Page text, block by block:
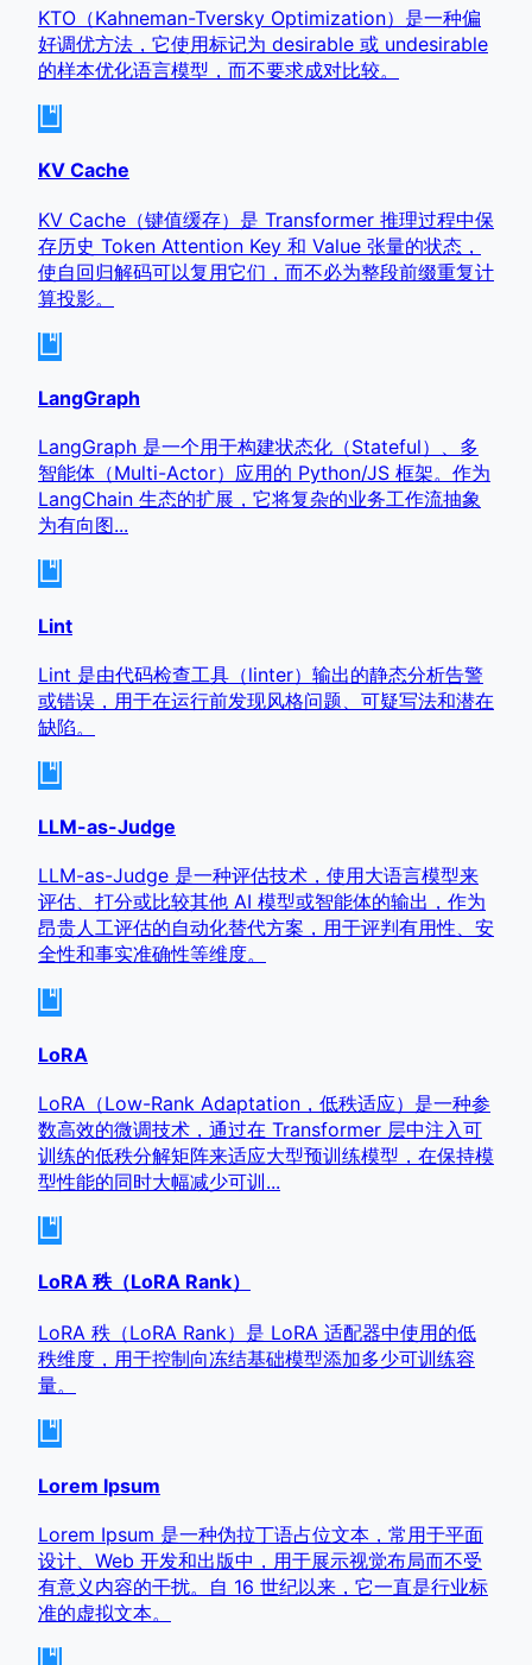
KTO（Kahneman-Tversky Optimization）是一种偏
好调优方法，它使用标记为 desirable 或 undesirable
的样本优化语言模型，而不要求成对比较。
KV Cache
KV Cache（键值缓存）是 Transformer 推理过程中保
存历史 Token Attention Key 和 Value 张量的状态，
使自回归解码可以复用它们，而不必为整段前缀重复计
算投影。
LangGraph
LangGraph 是一个用于构建状态化（Stateful）、多
智能体（Multi-Actor）应用的 Python/JS 框架。作为
LangChain 生态的扩展，它将复杂的业务工作流抽象
为有向图...
Lint
Lint 是由代码检查工具（linter）输出的静态分析告警
或错误，用于在运行前发现风格问题、可疑写法和潜在
缺陷。
LLM-as-Judge
LLM-as-Judge 是一种评估技术，使用大语言模型来
评估、打分或比较其他 AI 模型或智能体的输出，作为
昂贵人工评估的自动化替代方案，用于评判有用性、安
全性和事实准确性等维度。
LoRA
LoRA（Low-Rank Adaptation，低秩适应）是一种参
数高效的微调技术，通过在 Transformer 层中注入可
训练的低秩分解矩阵来适应大型预训练模型，在保持模
型性能的同时大幅减少可训...
LoRA 秩（LoRA Rank）
LoRA 秩（LoRA Rank）是 LoRA 适配器中使用的低
秩维度，用于控制向冻结基础模型添加多少可训练容
量。
Lorem Ipsum
Lorem Ipsum 是一种伪拉丁语占位文本，常用于平面
设计、Web 开发和出版中，用于展示视觉布局而不受
有意义内容的干扰。自 16 世纪以来，它一直是行业标
准的虚拟文本。